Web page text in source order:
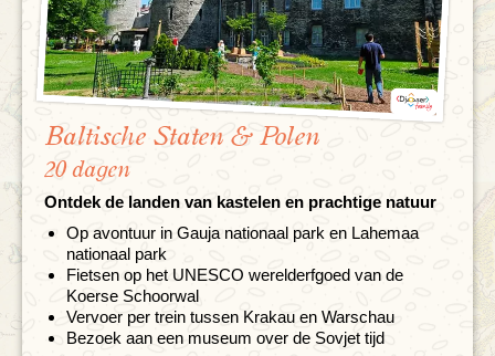
Baltische Staten & Polen
20 dagen
Ontdek de landen van kastelen en prachtige natuur
Op avontuur in Gauja nationaal park en Lahemaa
nationaal park
Fietsen op het UNESCO werelderfgoed van de
Koerse Schoorwal
Vervoer per trein tussen Krakau en Warschau
Bezoek aan een museum over de Sovjet tijd